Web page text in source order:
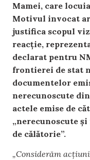
Mamei, care
Motivul invocat
justifica scopul
reacție,
declarat pentru
frontierei de stat
documentelor
nerecunoscute
actele emise de
„nerecunoscute
de călătorie”.
„Considerăm